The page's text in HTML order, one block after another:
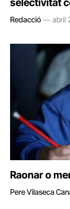
Redacció abril
Raonar o
Pere Vilaseca